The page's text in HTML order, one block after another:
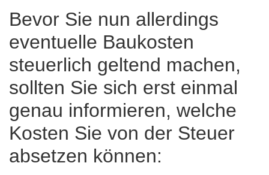
Bevor Sie nun allerdings
eventuelle Baukosten
steuerlich geltend machen,
sollten Sie sich erst einmal
genau informieren, welche
Kosten Sie von der Steuer
absetzen können: